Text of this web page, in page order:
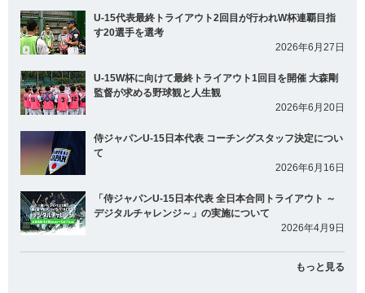
U-15代表最終トライアウト2回目が行われW杯連覇目指
す20選手を選考
2026年6月27日
U-15W杯に向けて最終トライアウト1回目を開催 大森剛
監督が求める野球観と人生観
2026年6月20日
侍ジャパンU-15日本代表 コーチングスタッフ決定につい
て
2026年6月16日
「侍ジャパンU-15日本代表 全日本合同トライアウト ～
デジタルチャレンジ～」の実施について
2026年4月9日
もっと見る